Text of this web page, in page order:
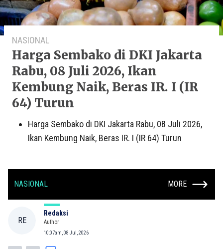
NASIONAL
Harga Sembako di DKI Jakarta
Rabu, 08 Juli 2026, Ikan
Kembung Naik, Beras IR. I (IR
64) Turun
Harga Sembako di DKI Jakarta Rabu, 08 Juli 2026,
Ikan Kembung Naik, Beras IR. I (IR 64) Turun
NASIONAL MORE
RE
Redaksi
Author
10:07am, 08 Jul, 2026